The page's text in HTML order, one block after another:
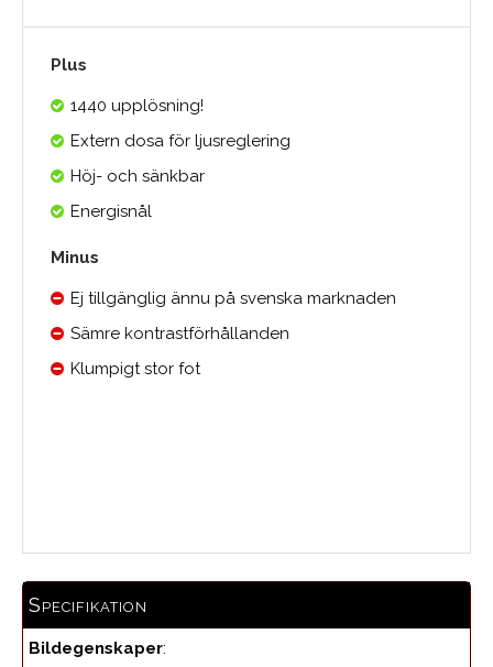
Plus
1440 upplösning!
Extern dosa för ljusreglering
Höj- och sänkbar
Energisnål
Minus
Ej tillgänglig ännu på svenska marknaden
Sämre kontrastförhållanden
Klumpigt stor fot
Specifikation
Bildegenskaper: